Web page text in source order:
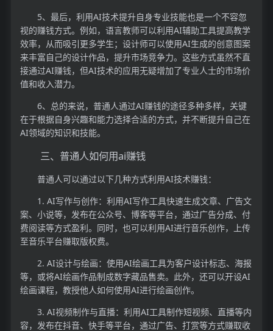
5、最后，利用AI技术提升自身专业技能也是一个不容忽
视的赚钱方式。例如，语言教师可以利用AI辅助工具提高教学
效率，从而吸引更多学生；设计师可以使用AI生成的创意图案
来丰富自己的设计作品，提升市场竞争力。这些方式虽然不直
接通过AI赚钱，但AI技术的应用无疑增加了专业人士的市场价
值和收入潜力。
6、总的来说，普通人通过AI赚钱的途径多种多样，关键
在于根据自身兴趣和能力选择合适的方式，并不断提升自己在
AI领域的知识和技能。
三、普通人如何用ai赚钱
普通人可以通过以下几种方式利用AI技术赚钱：
1. AI写作与创作：利用AI写作工具快速生成文章、广告文
案、小说等，发布在公众号、博客等平台，通过广告分成、付
费阅读等方式盈利。同时，也可以利用AI进行音乐创作，上传
至音乐平台赚取版权费。
2. AI设计与绘画：使用AI绘画工具为客户设计标志、海报
等，或将AI绘画作品制成数字藏品售卖。此外，还可以开设AI
绘画课程，教授他人如何使用AI进行绘画创作。
3. AI视频制作与直播：利用AI工具制作短视频、直播等内
容，发布在抖音、快手等平台，通过广告、打赏等方式赚取收